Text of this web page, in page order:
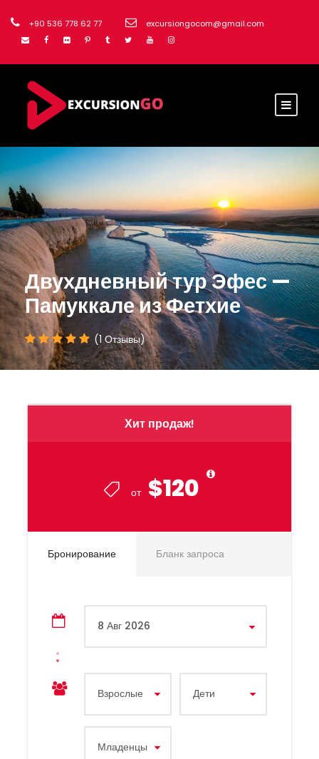
+90 536 778 62 77 excursiongocom@gmail.com
Двухдневный тур Эфес —
Памуккале из Фетхие
(1 Отзывы)
Хит продаж!
от $120
Бронирование Бланк запроса